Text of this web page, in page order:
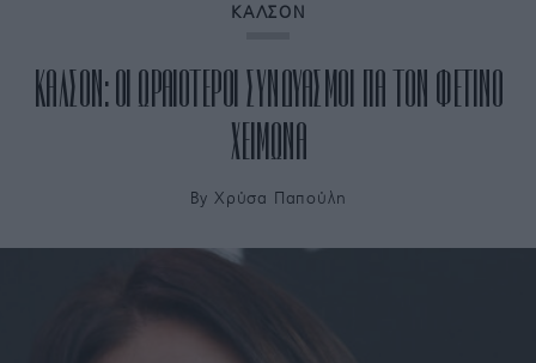
ΚΑΛΣΟΝ
ΚΑΛΣΟΝ: ΟΙ ΩΡΑΙΟΤΕΡΟΙ ΣΥΝΔΥΑΣΜΟΙ ΓΙΑ ΤΟΝ ΦΕΤΙΝΟ
ΧΕΙΜΩΝΑ
By Χρύσα Παπούλη